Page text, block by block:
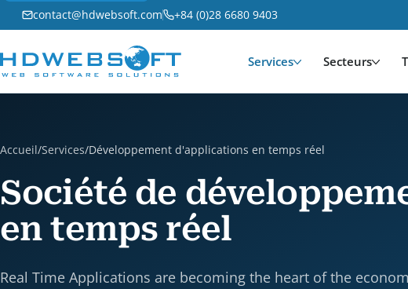
contact@hdwebsoft.com +84 (0)28 6680 9403
Services Secteurs
Accueil/Services/Développement d'applications en temps réel
Société de
en temps réel
Real Time Applications are becoming the heart of the